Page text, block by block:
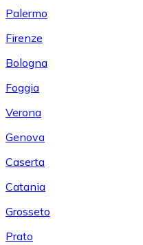
Palermo
Firenze
Bologna
Foggia
Verona
Genova
Caserta
Catania
Grosseto
Prato